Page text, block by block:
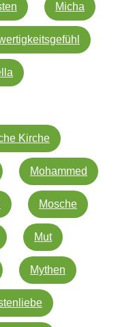
Micha
Kirche
Mohammed
Mosche
Mut
Mythen